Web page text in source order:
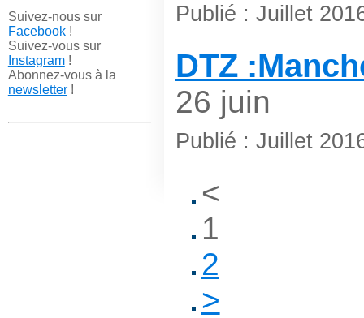
Suivez-nous sur
Facebook!
Suivez-vous sur
Instagram!
Abonnez-vous à la
newsletter!
Publié : Juillet
DTZ
26 juin
Publié : Juillet
<
1
2
>